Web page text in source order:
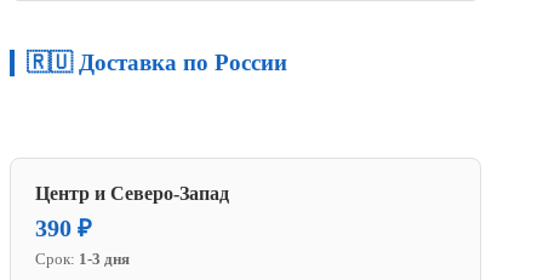
🇷🇺 Доставка по России
Центр и Северо-Запад
390 ₽
Срок: 1-3 дня